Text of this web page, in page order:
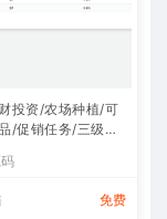
投资/农场种植/可
/促销任务/三级分
免费